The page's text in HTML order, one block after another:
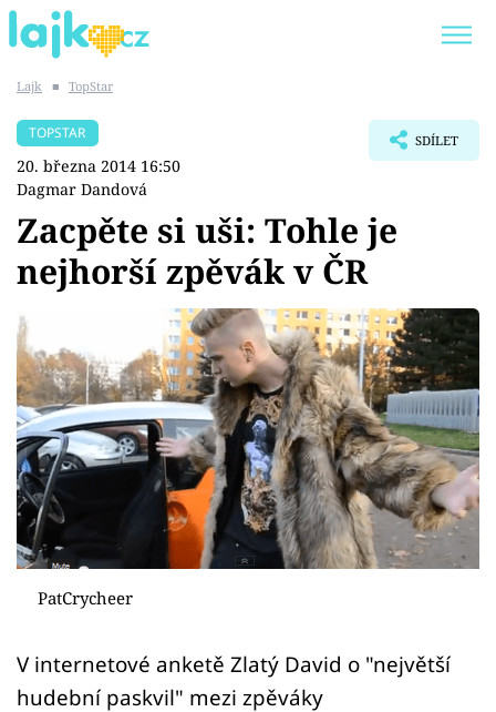
SHOPAHOLICADEL
Témata
Showbyznys
Youtubeři
Virály
Sex a vztahy
Videa
Sledujte prima+
Přihlášení
Lajk ■ TopStar
TOPSTAR
20. března 2014 16:50
Dagmar Dandová
SDÍLET
Zacpěte si uši: Tohle je
nejhorší zpěvák v ČR
PatCrycheer
V internetové anketě Zlatý David o "největší
hudební paskvil" mezi zpěváky